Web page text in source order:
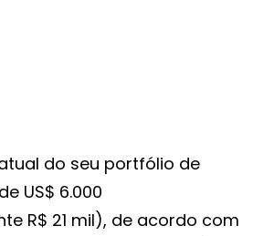
do seu portfólio de
US$ 6.000
R$ 21 mil), de acordo com